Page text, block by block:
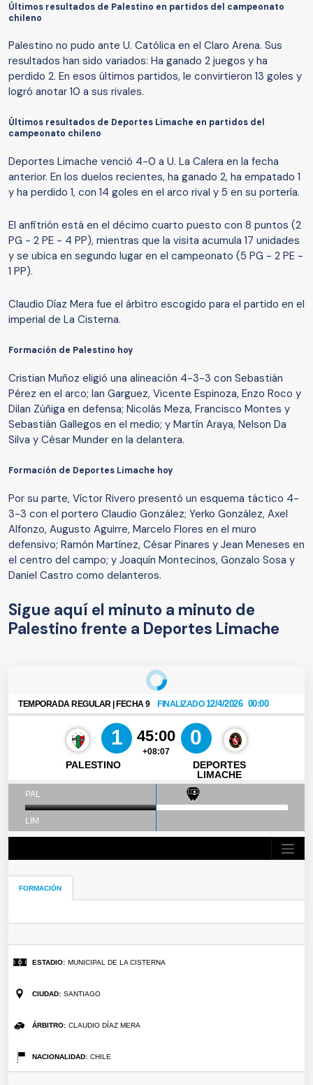
Últimos resultados de Palestino en partidos del campeonato
chileno
Palestino no pudo ante U. Católica en el Claro Arena. Sus
resultados han sido variados: Ha ganado 2 juegos y ha
perdido 2. En esos últimos partidos, le convirtieron 13 goles y
logró anotar 10 a sus rivales.
Últimos resultados de Deportes Limache en partidos del
campeonato chileno
Deportes Limache venció 4-0 a U. La Calera en la fecha
anterior. En los duelos recientes, ha ganado 2, ha empatado 1
y ha perdido 1, con 14 goles en el arco rival y 5 en su portería.
El anfitrión está en el décimo cuarto puesto con 8 puntos (2
PG - 2 PE - 4 PP), mientras que la visita acumula 17 unidades
y se ubica en segundo lugar en el campeonato (5 PG - 2 PE -
1 PP).
Claudio Díaz Mera fue el árbitro escogido para el partido en el
imperial de La Cisterna.
Formación de Palestino hoy
Cristian Muñoz eligió una alineación 4-3-3 con Sebastián
Pérez en el arco; Ian Garguez, Vicente Espinoza, Enzo Roco y
Dilan Zúñiga en defensa; Nicolás Meza, Francisco Montes y
Sebastián Gallegos en el medio; y Martín Araya, Nelson Da
Silva y César Munder en la delantera.
Formación de Deportes Limache hoy
Por su parte, Víctor Rivero presentó un esquema táctico 4-
3-3 con el portero Claudio González; Yerko González, Axel
Alfonzo, Augusto Aguirre, Marcelo Flores en el muro
defensivo; Ramón Martínez, César Pinares y Jean Meneses en
el centro del campo; y Joaquín Montecinos, Gonzalo Sosa y
Daniel Castro como delanteros.
Sigue aquí el minuto a minuto de
Palestino frente a Deportes Limache